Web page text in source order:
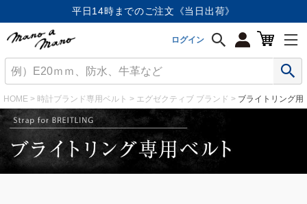
平日14時までのご注文《当日出荷》
ログイン
HOME 時計ブランド専用ベルト エグゼクティブ ブランド ブライトリング用